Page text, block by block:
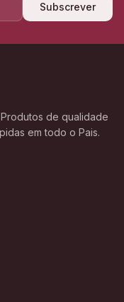
Subscrever
de qualidade
em todo o Pais.